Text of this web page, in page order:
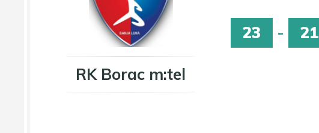
RK Borac m:tel
23 - 21